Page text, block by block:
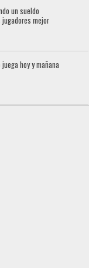
un sueldo
mejor
hoy y mañana